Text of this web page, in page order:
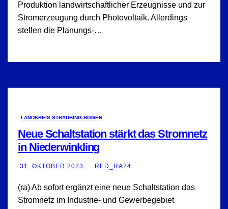
Produktion landwirtschaftlicher Erzeugnisse und zur
Stromerzeugung durch Photovoltaik. Allerdings
stellen die Planungs-…
LANDKREIS STRAUBING-BOGEN
Neue Schaltstation stärkt das Stromnetz
in Niederwinkling
31. OKTOBER 2023 RED_RA24
(ra) Ab sofort ergänzt eine neue Schaltstation das
Stromnetz im Industrie- und Gewerbegebiet